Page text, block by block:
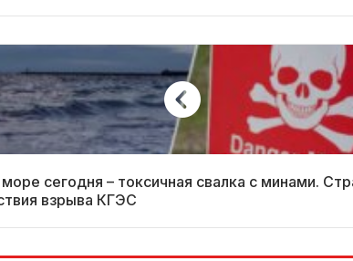
сегодня – токсичная свалка с минами.
взрыва КГЭС